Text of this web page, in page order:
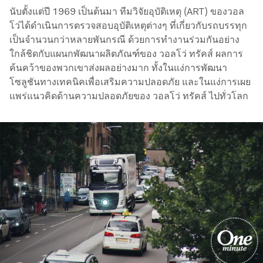
นับตั้งแต่ปี 1969 เป็นต้นมา ทีมวิจัยอุบัติเหตุ (ART) ของวอล
โว่ได้ดำเนินการตรวจสอบอุบัติเหตุต่างๆ ที่เกี่ยวกับรถบรรทุก
เป็นจำนวนกว่าหลายพันกรณี ด้วยการทำงานร่วมกันอย่าง
ใกล้ชิดกับแผนกพัฒนาผลิตภัณฑ์ของ วอลโว่ ทรัคส์ ผลการ
ค้นคว้าของพวกเขาส่งผลอย่างมาก ทั้งในแง่การพัฒนา
โซลูชันทางเทคนิคเพื่อเสริมความปลอดภัย และในแง่การเผย
แพร่แนวคิดด้านความปลอดภัยของ วอลโว่ ทรัคส์ ไปทั่วโลก